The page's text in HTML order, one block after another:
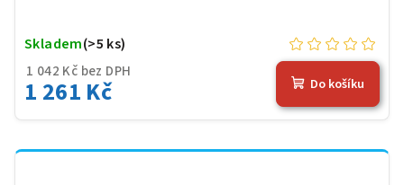
1 042 Kč bez DPH
1 261 Kč
Skladem(>5 ks)
Do košíku